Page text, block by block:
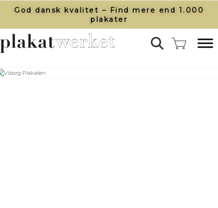
God dansk kvalitet – Find mere end 1.000
plakater​